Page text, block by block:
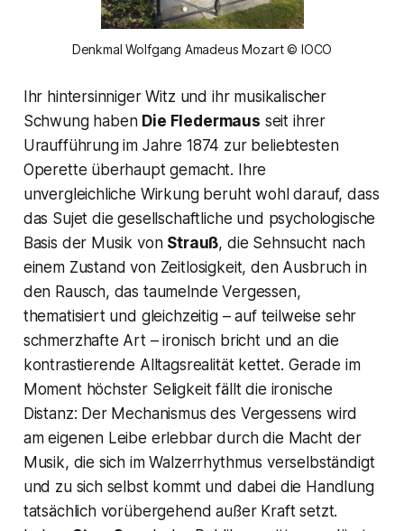
Denkmal Wolfgang Amadeus Mozart © IOCO
Ihr hintersinniger Witz und ihr musikalischer
Schwung haben Die Fledermaus seit ihrer
Uraufführung im Jahre 1874 zur beliebtesten
Operette überhaupt gemacht. Ihre
unvergleichliche Wirkung beruht wohl darauf, dass
das Sujet die gesellschaftliche und psychologische
Basis der Musik von Strauß, die Sehnsucht nach
einem Zustand von Zeitlosigkeit, den Ausbruch in
den Rausch, das taumelnde Vergessen,
thematisiert und gleichzeitig – auf teilweise sehr
schmerzhafte Art – ironisch bricht und an die
kontrastierende Alltagsrealität kettet. Gerade im
Moment höchster Seligkeit fällt die ironische
Distanz: Der Mechanismus des Vergessens wird
am eigenen Leibe erlebbar durch die Macht der
Musik, die sich im Walzerrhythmus verselbständigt
und zu sich selbst kommt und dabei die Handlung
tatsächlich vorübergehend außer Kraft setzt.